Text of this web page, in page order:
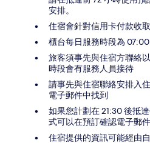
安排。
住宿會針對信用卡付款收
櫃台每日服務時段為
旅客須事先與住宿方聯絡
時段會有服務人員接待
請事先與住宿聯絡安排入
電子郵件中找到
如果您計劃在 21:30 後抵
式可以在預訂確認電子郵
住宿提供的資訊可能經由